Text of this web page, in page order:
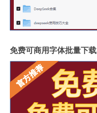
免费可商用字体批量下载